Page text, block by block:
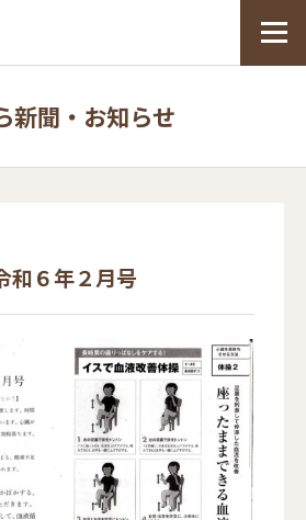
新聞・お知らせ
６年２月号